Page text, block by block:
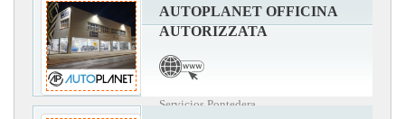
AUTOPLANET OFFICINA
AUTORIZZATA
Servicios Pontedera